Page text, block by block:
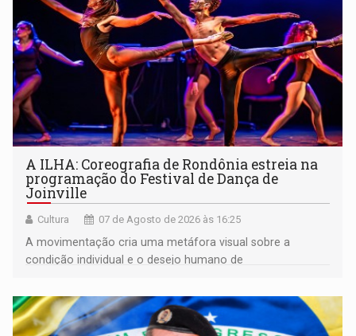
A ILHA: Coreografia de Rondônia estreia na
programação do Festival de Dança de
Joinville
Cultura 07 de Agosto de 2026 às 16:25
A movimentação cria uma metáfora visual sobre a
condição individual e o desejo humano de